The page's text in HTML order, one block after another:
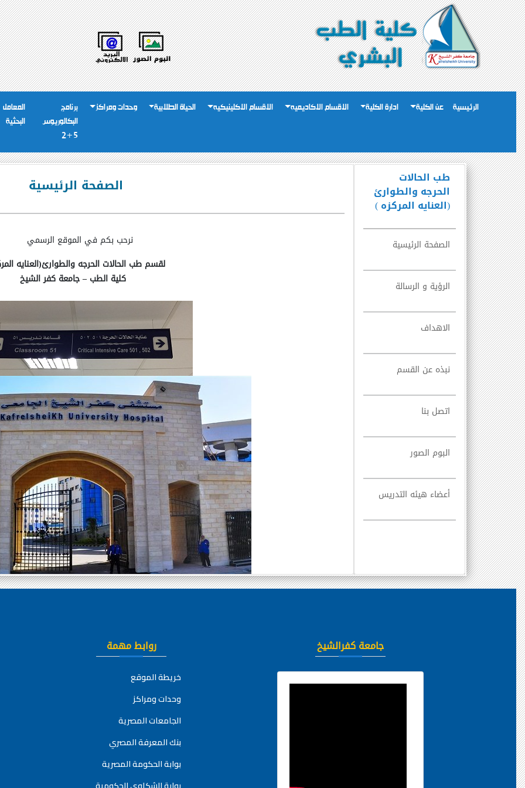
الرئيسية عن الكلية ادارة الكلية الاقسام الاكاديميه الاقسام الاكلينيكيه الحياة الطلابية وحدات ومراكز
برنامج
البكالوريوس
5+2
المعامل
البحثية
طب الحالات
الحرجه والطوارئ
(العنايه المركزه )
الصفحة الرئيسية
الرؤية و الرسالة
الاهداف
نبذه عن القسم
اتصل بنا
البوم الصور
أعضاء هيئه التدريس
الصفحة الرئيسية
نرحب بكم في الموقع الرسمي
لقسم طب الحالات الحرجه والطوارئ(العنايه
كلية الطب – جامعة كفر الشيخ
جامعة كفرالشيخ روابط مهمة
خريطة الموقع
وحدات ومراكز
الجامعات المصرية
بنك المعرفة المصري
بوابة الحكومة المصرية